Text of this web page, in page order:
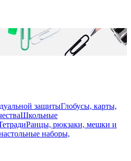
защитыГлобусы, карты,
Школьные
Ранцы, рюкзаки, мешки и
наборы,